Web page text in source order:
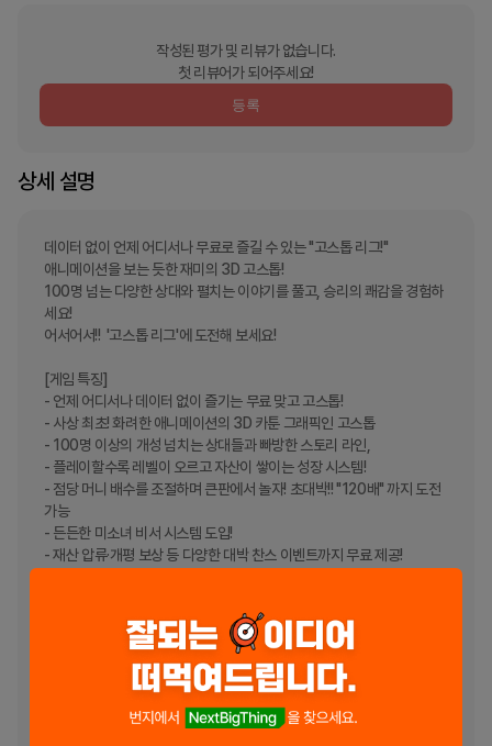
작성된 평가 및 리뷰가 없습니다.
첫 리뷰어가 되어주세요!
등록
상세 설명
데이터 없이 언제 어디서나 무료로 즐길 수 있는 "고스톱 리그!"
애니메이션을 보는 듯한 재미의 3D 고스톱!
100명 넘는 다양한 상대와 펼치는 이야기를 풀고, 승리의 쾌감을 경험하
세요!
어서어서!!  '고스톱 리그'에 도전해 보세요!
[게임 특징]
- 언제 어디서나 데이터 없이 즐기는 무료 맞고 고스톱!
- 사상 최초! 화려한 애니메이션의 3D 카툰 그래픽인 고스톱
- 100명 이상의 개성 넘치는 상대들과 빠방한 스토리 라인,
- 플레이할수록 레벨이 오르고 자산이 쌓이는 성장 시스템!
- 점당 머니 배수를 조절하며 큰판에서 놀자! 초대박!! "120배" 까지 도전
가능
- 든든한 미소녀 비서 시스템 도입!
- 재산 압류·개평 보상 등 다양한 대박 찬스 이벤트까지 무료 제공!
※ 선택적 접근 권한 안내
- 저장공간 - 게임 설치 및 데이터를 저장하고 읽어오기 위해 사용하는 권
※권한을 동의하지 않아도 서비스 이용이 가능합니다.